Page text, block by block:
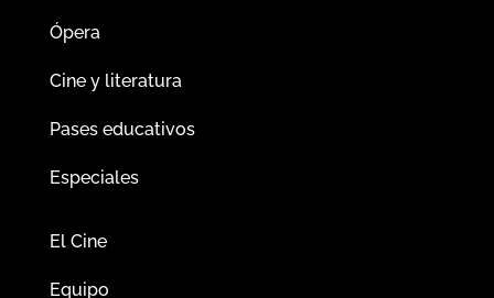
Ópera
Cine y literatura
Pases educativos
Especiales
El Cine
Equipo